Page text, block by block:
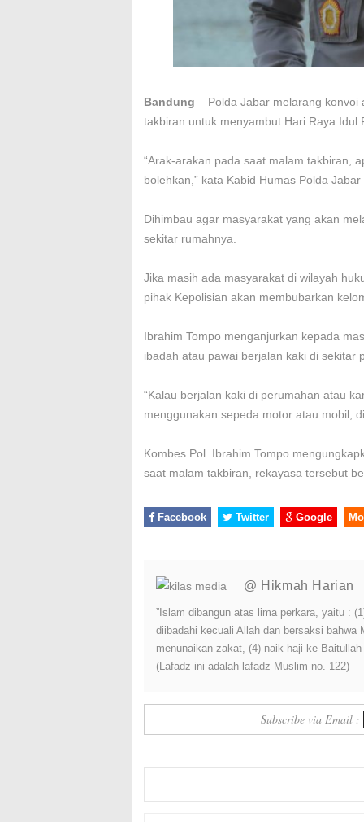
Bandung – Polda Jabar melarang
takbiran untuk menyambut Hari Raya Idul
“Arak-arakan pada saat malam takbiran,
bolehkan,” kata Kabid Humas Polda
Dihimbau agar masyarakat yang akan
sekitar rumahnya.
Jika masih ada masyarakat di wilayah
pihak Kepolisian akan membubarkan
Ibrahim Tompo menganjurkan kepada
ibadah atau pawai berjalan kaki di sekitar
“Kalau berjalan kaki di perumahan atau
menggunakan sepeda motor atau mobil,
Kombes Pol. Ibrahim Tompo
saat malam takbiran, rekayasa tersebut
Facebook Twitter Google
@ Hikmah Harian
”Islam dibangun atas lima perkara, yaitu :
diibadahi kecuali Allah dan bersaksi bahwa
menunaikan zakat, (4) naik haji ke
(Lafadz ini adalah lafadz Muslim no. 122)
Subscribe via Email :